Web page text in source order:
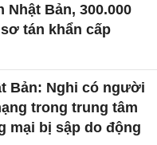
Nhật Bản, 300.000
tán khẩn cấp
Bản: Nghi có người
trong trung tâm
mại bị sập do động